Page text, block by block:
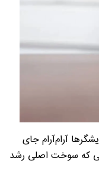
آرام‌آرام جای
که سوخت اصلی رشد